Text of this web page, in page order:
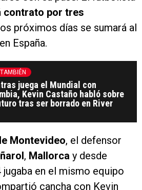
contrato por tres
próximos días se sumará al
España.
juega el Mundial con
Kevin Castaño habló sobre
tras ser borrado en River
Montevideo, el defensor
, Mallorca y desde
en el mismo equipo
cancha con Kevin